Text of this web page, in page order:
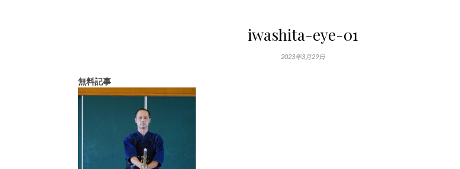
iwashita-eye-01
2023年3月29日
無料記事